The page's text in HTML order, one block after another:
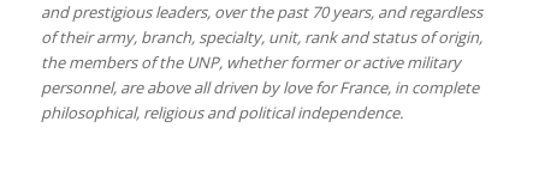
and prestigious leaders, over the past 70 years, and regardless
of their army, branch, specialty, unit, rank and status of origin,
the members of the UNP, whether former or active military
personnel, are above all driven by love for France, in complete
philosophical, religious and political independence.